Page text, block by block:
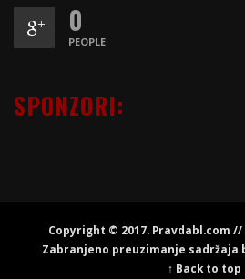
0
PEOPLE
SPONZORI:
Copyright © 2017. Pravdabl.com
Zabranjeno preuzimanje sadržaja
↑ Back to top